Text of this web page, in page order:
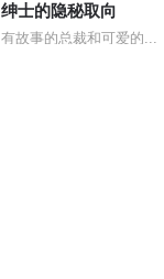
绅士的隐秘取向
有故事的总裁和可爱的...